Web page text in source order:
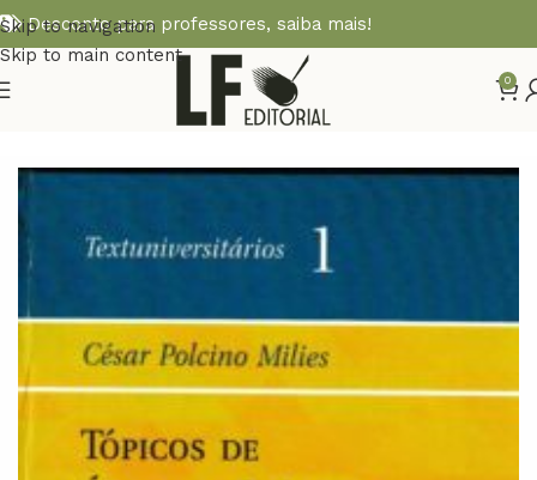
Skip to navigation
Skip to main content
Desconto para professores, saiba mais!
0
Início